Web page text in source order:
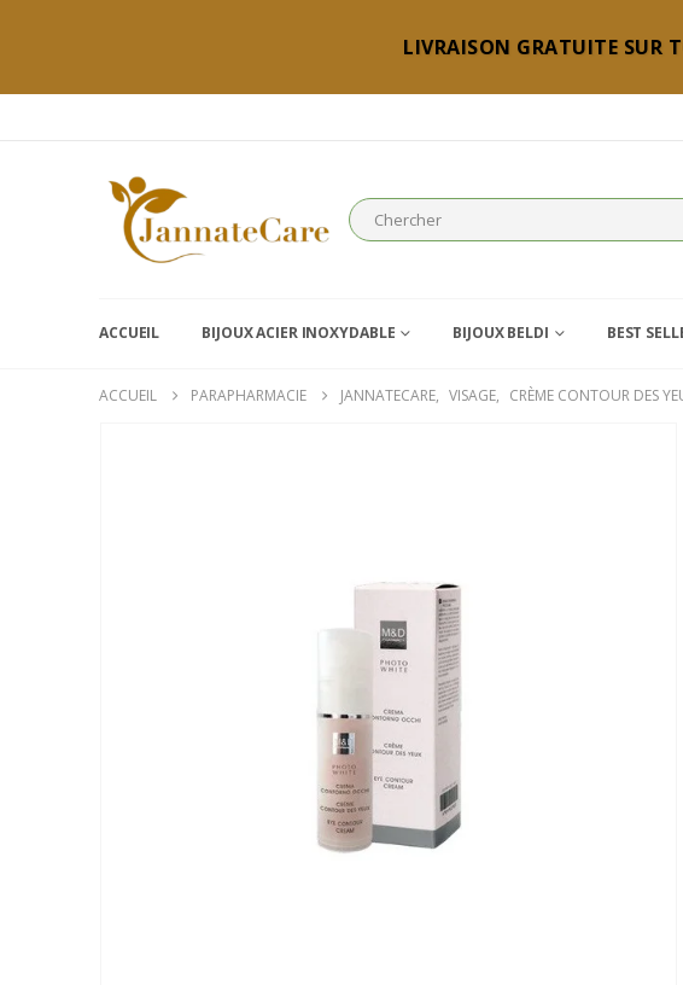
LIVRAISON GRATUITE SUR
ACCUEIL BIJOUX ACIER INOXYDABLE BIJOUX BELDI BEST
ACCUEIL PARAPHARMACIE JANNATECARE, VISAGE, CRÈME CONTOUR DES